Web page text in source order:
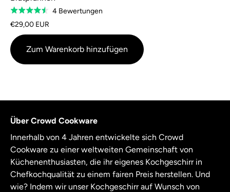
Bewertung
4,5
von
5
4 BewertungenBasierend
4
Bewertungen
€29,00 EUR
Zum Warenkorb hinzufügen
Über Crowd Cookware
Innerhalb von 4 Jahren entwickelte sich Crowd
Cookware zu einer weltweiten Gemeinschaft von
Küchenenthusiasten, die ihr eigenes Kochgeschirr in
Chefkochqualität zu einem fairen Preis herstellen. Und
wie? Indem wir unser Kochgeschirr auf Wunsch von